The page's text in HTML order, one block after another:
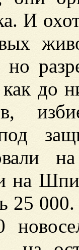
И
как до
на
25